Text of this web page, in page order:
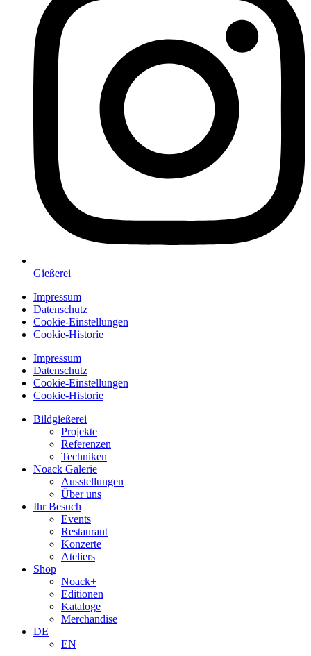
Gießerei
Impressum
Datenschutz
Cookie-Einstellungen
Cookie-Historie
Impressum
Datenschutz
Cookie-Einstellungen
Cookie-Historie
Bildgießerei
Projekte
Referenzen
Techniken
Noack Galerie
Ausstellungen
Über uns
Ihr Besuch
Events
Restaurant
Konzerte
Ateliers
Shop
Noack+
Editionen
Kataloge
Merchandise
DE
EN